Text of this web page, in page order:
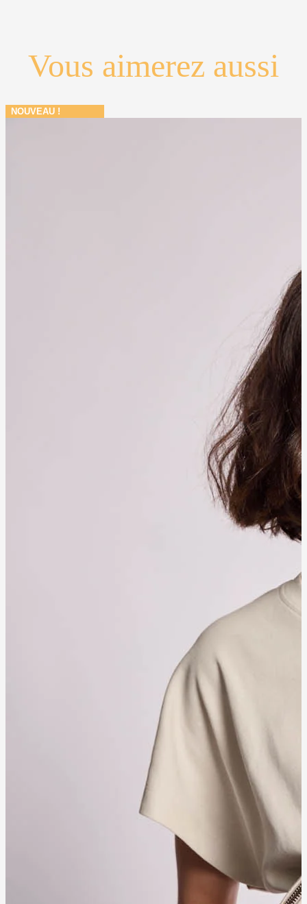
Vous aimerez aussi
NOUVEAU !